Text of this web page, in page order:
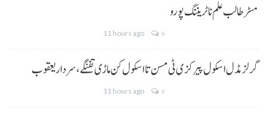
مسڑ طالب علم نا ٹریننگ پورو
11 hours ago 0
گرلز مڈل اسکول پیرکزی ٹی مسن تا اسکول کن ماڑی تفنگے، سردار یعقوب
11 hours ago 0